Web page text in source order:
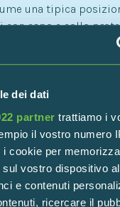
dei dati
partner trattiamo i
il vostro numero
i cookie per
vostro dispositivo
e contenuti
ricercare il
una tipica
capo e collo